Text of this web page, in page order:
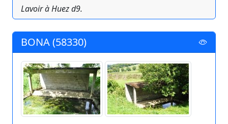
Lavoir à Huez d9.
BONA (58330)